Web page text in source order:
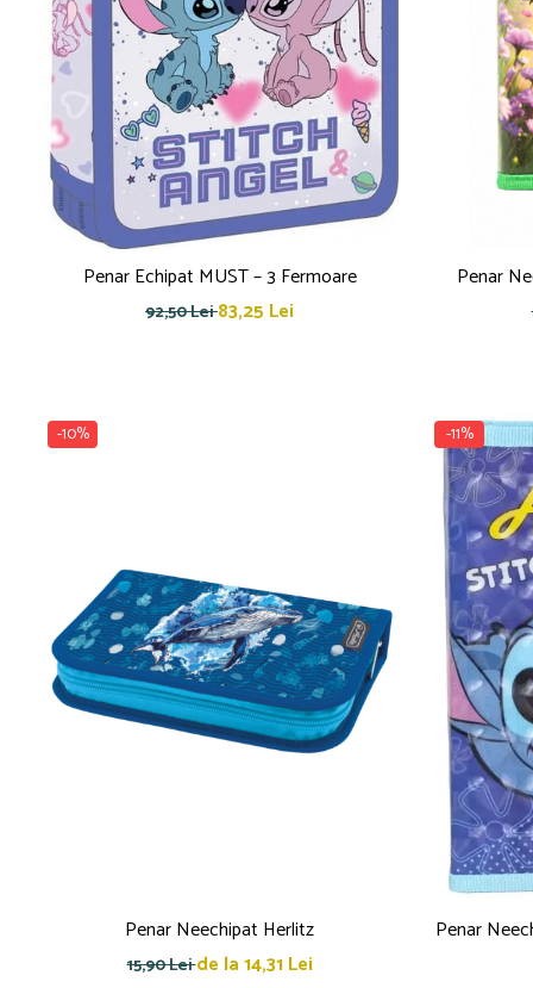
Penar Echipat MUST – 3 Fermoare
92,50 Lei83,25 Lei
Penar
-10%
Penar Neechipat Herlitz
15,90 Leide la 14,31 Lei
-11%
Penar